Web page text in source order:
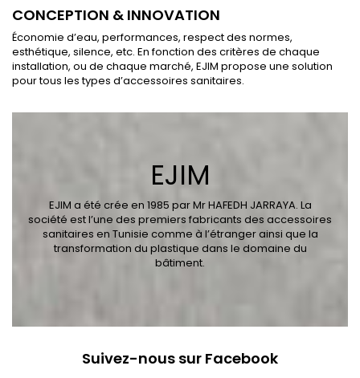
CONCEPTION & INNOVATION
Économie d’eau, performances, respect des normes,
esthétique, silence, etc. En fonction des critères de chaque
installation, ou de chaque marché, EJIM propose une solution
pour tous les types d’accessoires sanitaires.
EJIM
EJIM a été crée en 1985 par Mr HAFEDH JARRAYA. La
société est l’une des premiers fabricants des accessoires
sanitaires en Tunisie comme à l’étranger ainsi que la
transformation du plastique dans le domaine du
bâtiment.
Suivez-nous sur Facebook